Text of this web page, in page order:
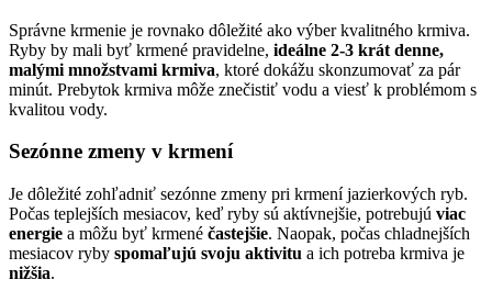
Správne krmenie je rovnako dôležité ako výber kvalitného krmiva.
Ryby by mali byť krmené pravidelne, ideálne 2-3 krát denne,
malými množstvami krmiva, ktoré dokážu skonzumovať za pár
minút. Prebytok krmiva môže znečistiť vodu a viesť k problémom s
kvalitou vody.
Sezónne zmeny v krmení
Je dôležité zohľadniť sezónne zmeny pri krmení jazierkových ryb.
Počas teplejších mesiacov, keď ryby sú aktívnejšie, potrebujú viac
energie a môžu byť krmené častejšie. Naopak, počas chladnejších
mesiacov ryby spomaľujú svoju aktivitu a ich potreba krmiva je
nižšia.